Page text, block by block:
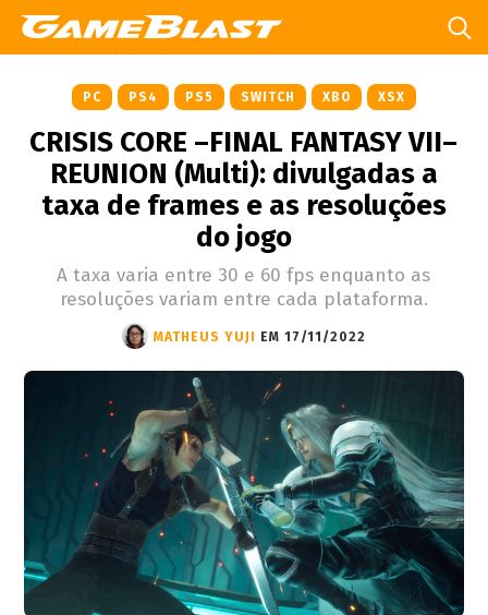
PC PS4 PS5 SWITCH XBO XSX
CRISIS CORE –FINAL FANTASY VII–
REUNION (Multi): divulgadas a
taxa de frames e as resoluções
do jogo
A taxa varia entre 30 e 60 fps enquanto as
resoluções variam entre cada plataforma.
MATHEUS YUJI EM 17/11/2022